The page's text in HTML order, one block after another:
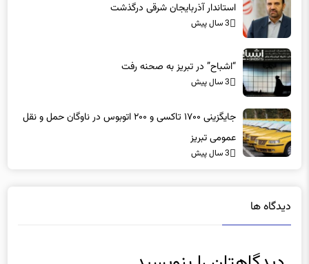
استاندار آذربایجان شرقی درگذشت
3 سال پیش
“اشباح” در تبریز به صحنه رفت
3 سال پیش
جایگزینی ۱۷۰۰ تاکسی و ۲۰۰ اتوبوس در ناوگان حمل و نقل
عمومی تبریز
3 سال پیش
دیدگاه ها